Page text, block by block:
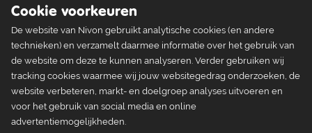
Routes naar De Meenthe
Prachtig fietsen in het Noorden
Cookie voorkeuren
De website van Nivon gebruikt analytische cookies (en andere
technieken) en verzamelt daarmee informatie over het gebruik van
de website om deze te kunnen analyseren. Verder gebruiken wij
tracking cookies waarmee wij jouw websitegedrag onderzoeken, de
website verbeteren, markt- en doelgroep analyses uitvoeren en
voor het gebruik van social media en online
advertentiemogelijkheden.